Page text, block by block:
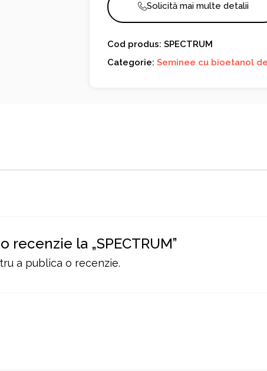
Solicită mai multe detalii
Cod produs: SPECTRUM
Categorie:Seminee cu bioetanol
recenzie la „SPECTRUM”
a publica o recenzie.